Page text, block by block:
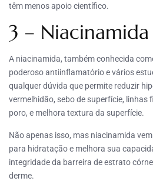
têm menos apoio científico.
3 – Niacinamida
A niacinamida, também conhecida
poderoso antiinflamatório e vários
qualquer dúvida que permite reduzir
vermelhidão, sebo de superfície, linhas
poro, e melhora textura da superfície.
Não apenas isso, mas niacinamida
para hidratação e melhora sua
integridade da barreira de estrato
derme.